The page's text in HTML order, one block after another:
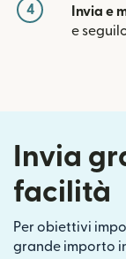
4 Invia e
e
Invia
facilità
Per obiettivi
grande importo